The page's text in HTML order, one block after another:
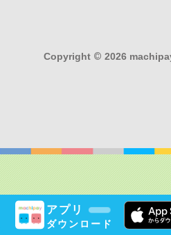
アプリ
ダウンロード
Copyright © 2026